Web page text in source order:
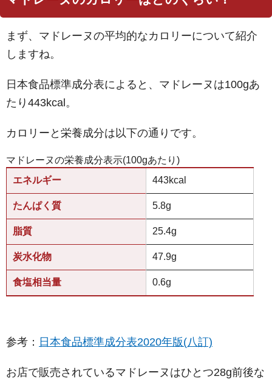
まず、マドレーヌの平均的なカロリーについて紹介
しますね。
日本食品標準成分表によると、マドレーヌは100gあ
たり443kcal。
カロリーと栄養成分は以下の通りです。
マドレーヌの栄養成分表示(100gあたり)
エネルギー
443kcal
たんぱく質 5.8g
脂質 25.4g
炭水化物 47.9g
食塩相当量 0.6g
参考： 日本食品標準成分表2020年版(八訂)
お店で販売されているマドレーヌはひとつ28g前後な